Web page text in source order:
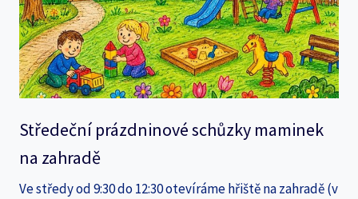
Středeční prázdninové schůzky maminek
na zahradě
Ve středy od 9:30 do 12:30 otevíráme hřiště na zahradě (v